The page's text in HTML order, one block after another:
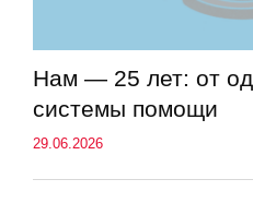
Нам — 25 лет: от
системы помощи
29.06.2026